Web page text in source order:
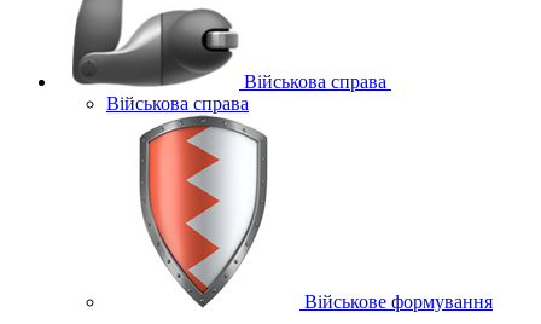
Військова справа
Військова справа
Військове формування